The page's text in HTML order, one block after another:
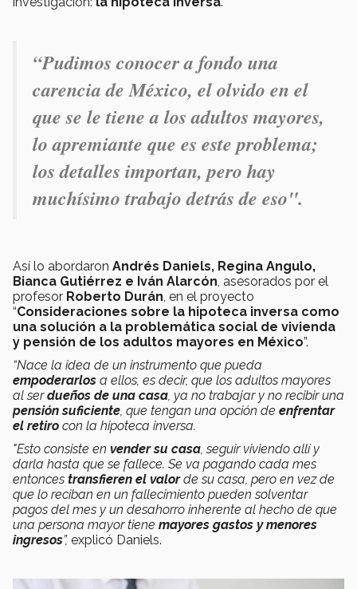
“Pudimos conocer a fondo una
carencia de México, el olvido en el
que se le tiene a los adultos mayores,
lo apremiante que es este problema;
los detalles importan, pero hay
muchísimo trabajo detrás de eso".
Así lo abordaron Andrés Daniels, Regina Angulo,
Bianca Gutiérrez e Iván Alarcón , asesorados por el
profesor Roberto Durán , en el proyecto
“Consideraciones sobre la hipoteca inversa como
una solución a la problemática social de vivienda
y pensión de los adultos mayores en México”.
“Nace la idea de un instrumento que pueda
empoderarlos a ellos, es decir, que los adultos mayores
al serdueños de una casa , ya no trabajar y no recibir una
pensión suficiente , que tengan una opción de enfrentar
el retiro con la hipoteca inversa.
"Esto consiste en vender su casa , seguir viviendo allí y
darla hasta que se fallece. Se va pagando cada mes
entonces transfieren el valorde su casa, pero en vez de
que lo reciban en un fallecimiento pueden solventar
pagos del mes y un desahorro inherente al hecho de que
una persona mayor tiene mayores gastos y menores
ingresos”, explicó Daniels.